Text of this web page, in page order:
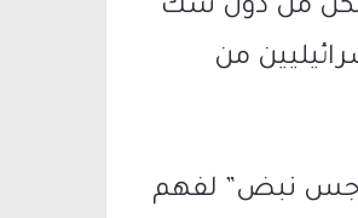
لكن من دون شك
من
“جس نبض” لفهم